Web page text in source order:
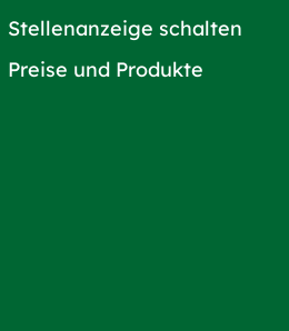
Stellenanzeige schalten
Preise und Produkte